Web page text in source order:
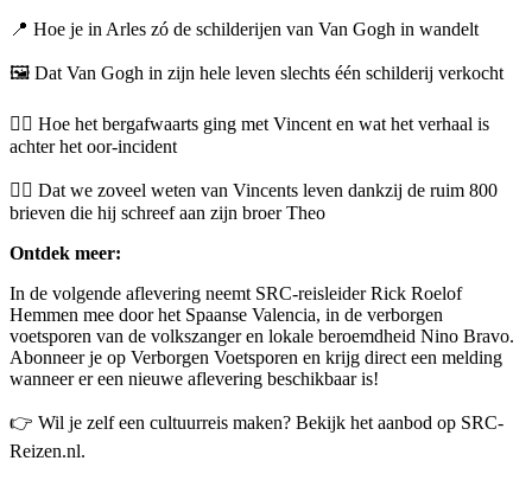
📍 Hoe je in Arles zó de schilderijen van Van Gogh in wandelt
🖼️ Dat Van Gogh in zijn hele leven slechts één schilderij verkocht
👂🏻 Hoe het bergafwaarts ging met Vincent en wat het verhaal is
achter het oor-incident
✍🏻 Dat we zoveel weten van Vincents leven dankzij de ruim 800
brieven die hij schreef aan zijn broer Theo
Ontdek meer:
In de volgende aflevering neemt SRC-reisleider Rick Roelof
Hemmen mee door het Spaanse Valencia, in de verborgen
voetsporen van de volkszanger en lokale beroemdheid Nino Bravo.
Abonneer je op Verborgen Voetsporen en krijg direct een melding
wanneer er een nieuwe aflevering beschikbaar is!
👉 Wil je zelf een cultuurreis maken? Bekijk het aanbod op SRC-
Reizen.nl.